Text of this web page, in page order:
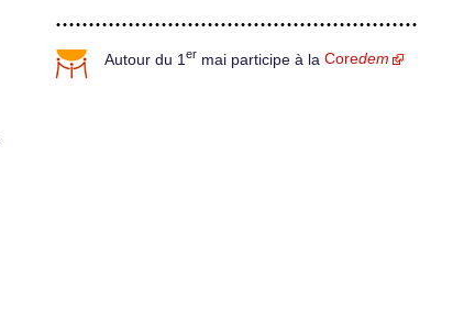
Autour du 1 er mai participe à la Coredem